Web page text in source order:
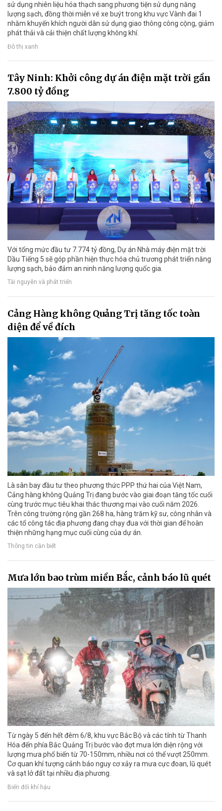
sử dụng nhiên liệu hóa thạch sang phương tiện sử dụng năng
lượng sạch, đồng thời miễn vé xe buýt trong khu vực Vành đai 1
nhằm khuyến khích người dân sử dụng giao thông công cộng, giảm
phát thải và cải thiện chất lượng không khí.
Đô thị xanh
Tây Ninh: Khởi công dự án điện mặt trời gần
7.800 tỷ đồng
Với tổng mức đầu tư 7.774 tỷ đồng, Dự án Nhà máy điện mặt trời
Dầu Tiếng 5 sẽ góp phần hiện thực hóa chủ trương phát triển năng
lượng sạch, bảo đảm an ninh năng lượng quốc gia.
Tài nguyên và phát triển
Cảng Hàng không Quảng Trị tăng tốc toàn
diện để về đích
Là sân bay đầu tư theo phương thức PPP thứ hai của Việt Nam,
Cảng hàng không Quảng Trị đang bước vào giai đoạn tăng tốc cuối
cùng trước mục tiêu khai thác thương mại vào cuối năm 2026.
Trên công trường rộng gần 268 ha, hàng trăm kỹ sư, công nhân và
các tổ công tác địa phương đang chạy đua với thời gian để hoàn
thiện những hạng mục cuối cùng của dự án.
Thông tin cần biết
Mưa lớn bao trùm miền Bắc, cảnh báo lũ quét
Từ ngày 5 đến hết đêm 6/8, khu vực Bắc Bộ và các tỉnh từ Thanh
Hóa đến phía Bắc Quảng Trị bước vào đợt mưa lớn diện rộng với
lượng mưa phổ biến từ 70-150mm, nhiều nơi có thể vượt 250mm.
Cơ quan khí tượng cảnh báo nguy cơ xảy ra mưa cực đoan, lũ quét
và sạt lở đất tại nhiều địa phương.
Biến đổi khí hậu